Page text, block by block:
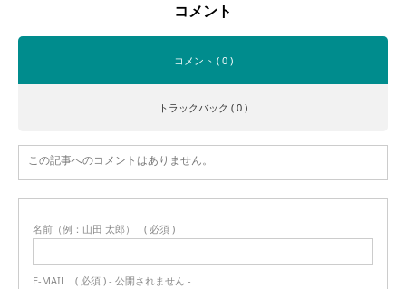
コメント
コメント ( 0 )
トラックバック ( 0 )
この記事へのコメントはありません。
名前（例：山田 太郎） ( 必須 )
E-MAIL ( 必須 ) - 公開されません -